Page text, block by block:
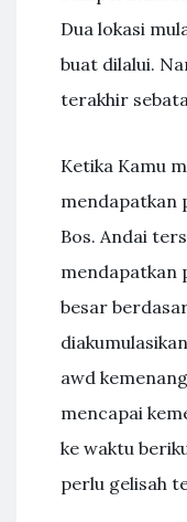
Dua lokasi
buat dilalui.
terakhir
Ketika Kamu
mendapatkan
Bos. Andai
mendapatkan
besar
awd
mencapai
ke waktu
perlu gelisah